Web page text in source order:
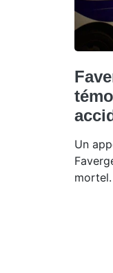
Un
mortel.